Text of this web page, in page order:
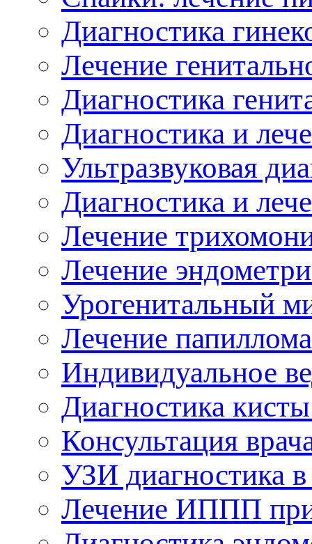
Диагностика
Лечение
Диагностика
Диагностика и
Ультразвуковая
Диагностика и
Лечение
Лечение
Урогенитальный
Лечение
Индивидуальное
Диагностика
Консультация
УЗИ диагностика
Лечение ИППП